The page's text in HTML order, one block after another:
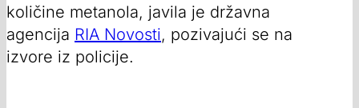
količine metanola, javila je državna
agencija RIA Novosti, pozivajući se na
izvore iz policije.